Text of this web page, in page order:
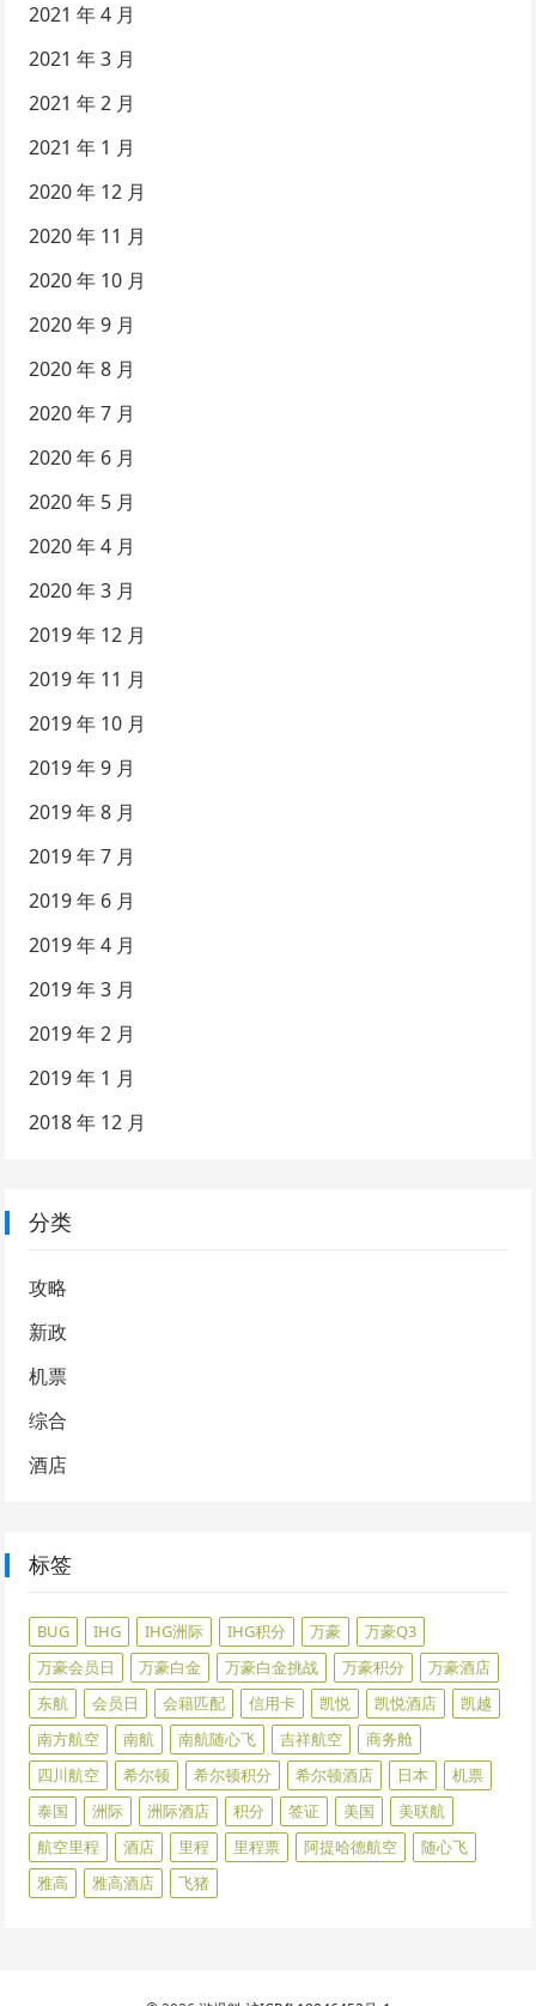
2021 年 4 月
2021 年 3 月
2021 年 2 月
2021 年 1 月
2020 年 12 月
2020 年 11 月
2020 年 10 月
2020 年 9 月
2020 年 8 月
2020 年 7 月
2020 年 6 月
2020 年 5 月
2020 年 4 月
2020 年 3 月
2019 年 12 月
2019 年 11 月
2019 年 10 月
2019 年 9 月
2019 年 8 月
2019 年 7 月
2019 年 6 月
2019 年 4 月
2019 年 3 月
2019 年 2 月
2019 年 1 月
2018 年 12 月
分类
攻略
新政
机票
综合
酒店
标签
BUG IHG IHG洲际 IHG积分 万豪
万豪Q3
万豪会员日
万豪白金 万豪白金挑战 万豪积分
万豪酒店
东航
会员日 会籍匹配 信用卡 凯悦 凯悦酒店
凯越
南方航空
南航 南航随心飞 吉祥航空
商务舱
四川航空
希尔顿 希尔顿积分 希尔顿酒店 日本
机票
泰国
洲际 洲际酒店 积分 签证 美国
美联航
航空里程
酒店 里程 里程票 阿提哈德航空
随心飞
雅高
雅高酒店 飞猪